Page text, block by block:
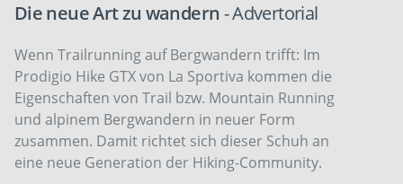
Die neue Art zu wandern- Advertorial
Wenn Trailrunning auf Bergwandern trifft: Im
Prodigio Hike GTX von La Sportiva kommen die
Eigenschaften von Trail bzw. Mountain Running
und alpinem Bergwandern in neuer Form
zusammen. Damit richtet sich dieser Schuh an
eine neue Generation der Hiking-Community.